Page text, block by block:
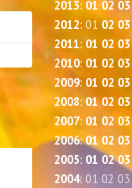
2013:01 02 03
2012: 01 02 03
2011: 01 02 03
2010: 01 02 03
2009: 01 02 03
2008: 01 02 03
2007: 01 02 03
2006:01 02 03
2005: 01 02 03
2004: 01 02 03